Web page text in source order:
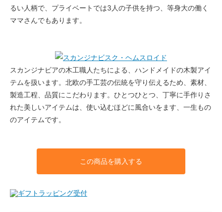
るい人柄で、プライベートでは3人の子供を持つ、等身大の働く
ママさんでもあります。
スカンジナビアの木工職人たちによる、ハンドメイドの木製アイ
テムを扱います。北欧の手工芸の伝統を守り伝えるため、素材、
製造工程、品質にこだわります。ひとつひとつ、丁寧に手作りさ
れた美しいアイテムは、使い込むほどに風合いをます、一生もの
のアイテムです。
この商品を購入する